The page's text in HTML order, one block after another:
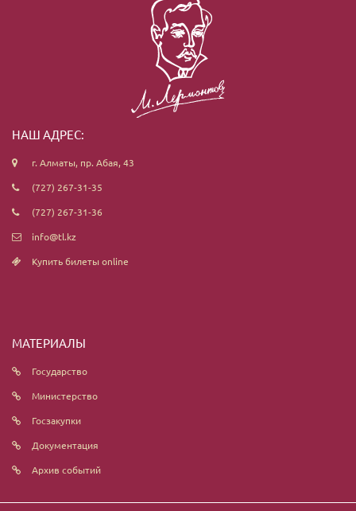
НАШ АДРЕС:
г. Алматы, пр. Абая, 43
(727) 267-31-35
(727) 267-31-36
info@tl.kz
Купить билеты online
МАТЕРИАЛЫ
Государство
Министерство
Госзакупки
Документация
Архив событий